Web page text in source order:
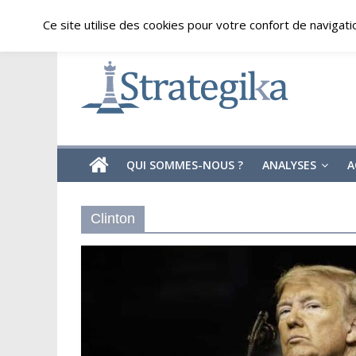
content
dimanche, août 9, 2026
Strategika
Expertise
Analyses
géostratégiques
QUI SOMMES-NOUS ? ANALYSES
Clinton
Ce site utilise des cookies pour votre confort de